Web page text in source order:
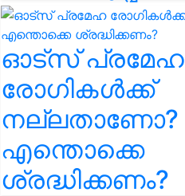
ഓട്സ് പ്രമേഹ
രോഗികൾക്ക്
നല്ലതാണോ?
എന്തൊക്കെ
ശ്രദ്ധിക്കണം?